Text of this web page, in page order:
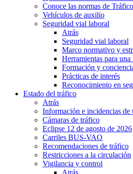
Conoce las normas de Tráfico
Vehículos de auxilio
Seguridad vial laboral
Atrás
Seguridad vial laboral
Marco normativo y
Herramientas para
Formación y
Prácticas de interés
Reconocimiento en
Estado del tráfico
Atrás
Información e incidencias de
Cámaras de tráfico
Eclipse 12 de agosto de 2026
Carriles BUS-VAO
Recomendaciones de tráfico
Restricciones a la circulación
Vigilancia y control